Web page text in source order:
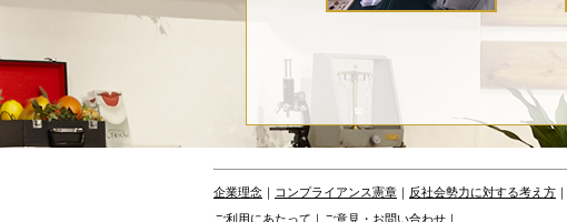
企業理念 ｜ コンプライアンス憲章 ｜ 反社会勢力に対する考え方 ｜
ご利用にあたって ｜ ご意見・お問い合わせ ｜